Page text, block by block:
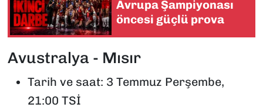
Avrupa Şampiyonası
öncesi güçlü prova
Avustralya - Mısır
Tarih ve saat: 3 Temmuz Perşembe,
21:00 TSİ